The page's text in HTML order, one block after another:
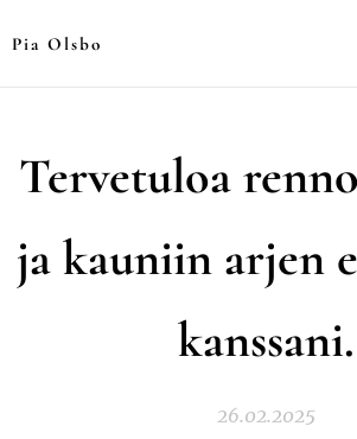
Pia Olsbo
Tervetuloa
ja kauniin arjen
kanssani.
26.02.2025